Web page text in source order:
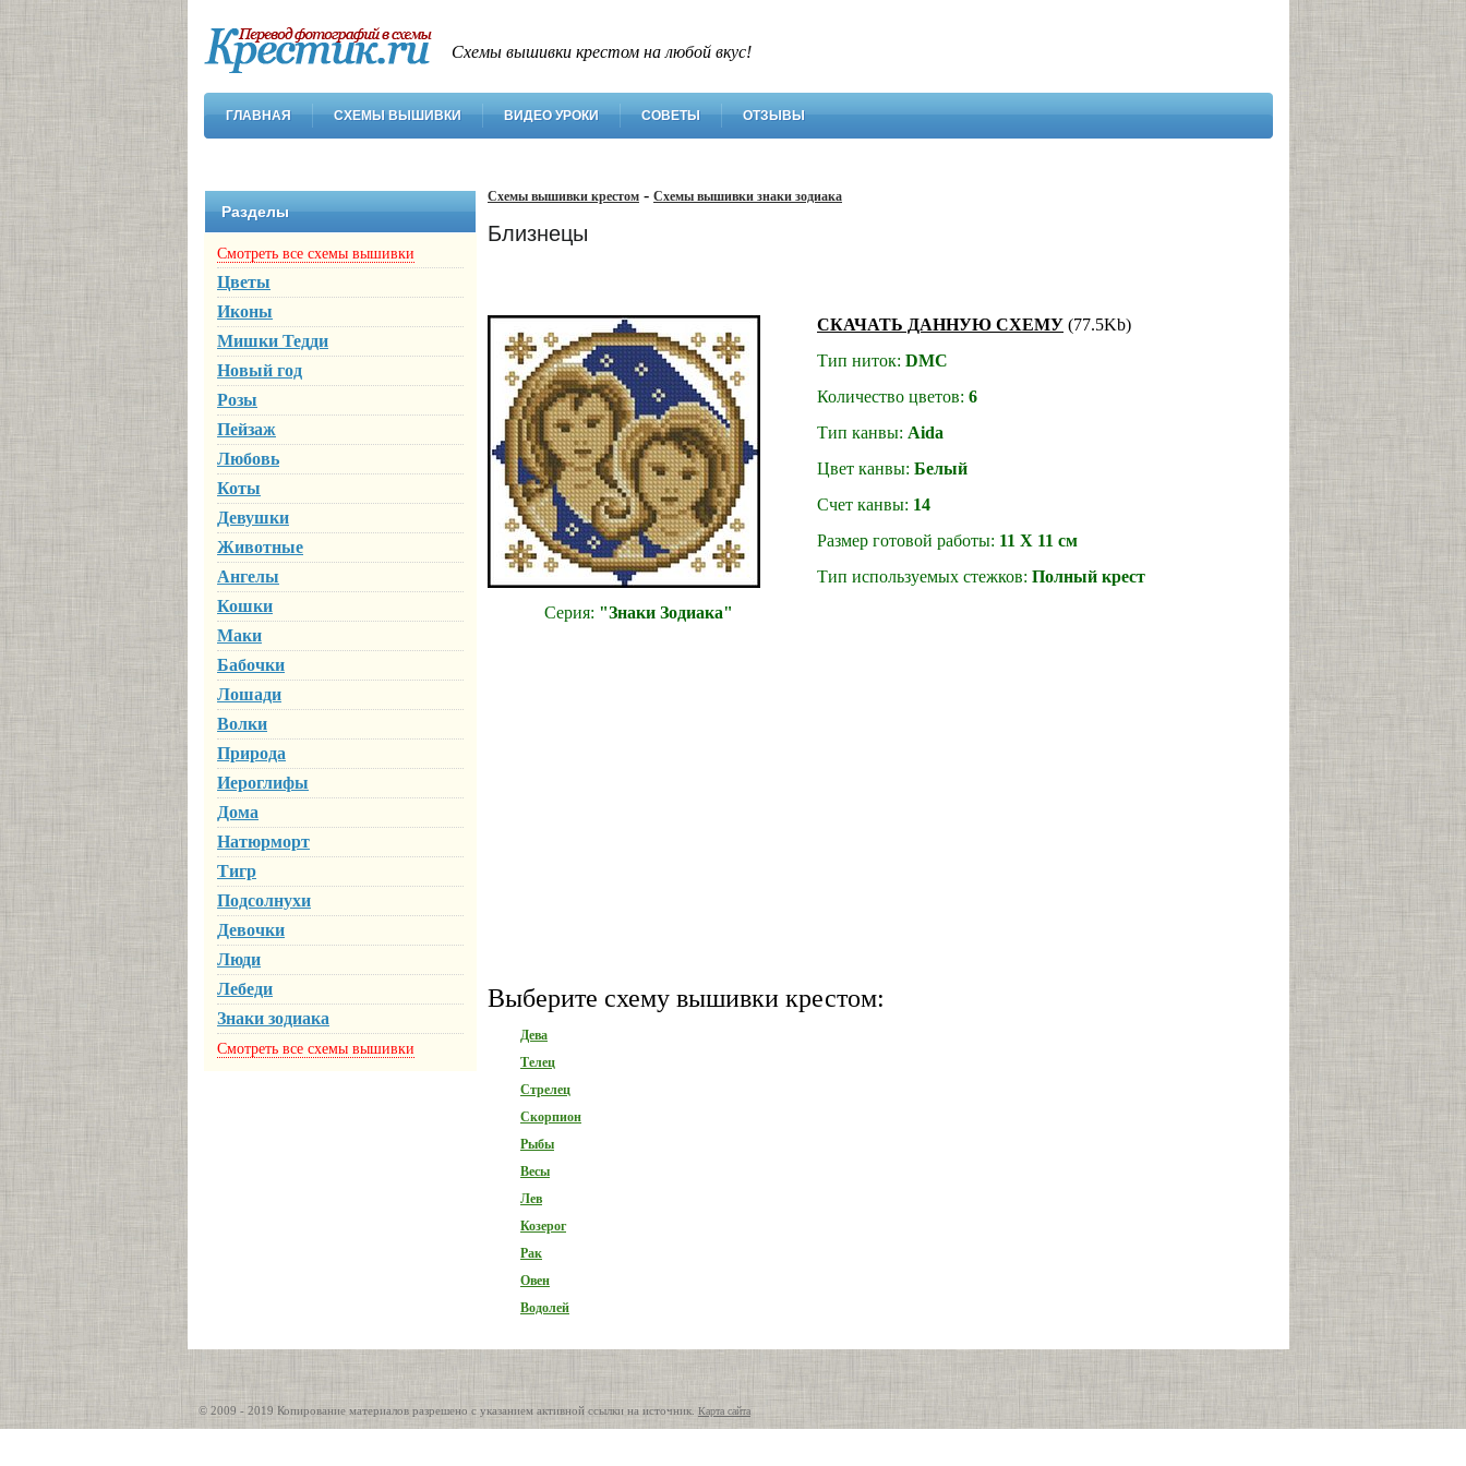
Схемы вышивки крестом на любой вкус!
ГЛАВНАЯ СХЕМЫ ВЫШИВКИ ВИДЕО УРОКИ СОВЕТЫ ОТЗЫВЫ
Разделы
Смотреть все схемы вышивки
Цветы
Иконы
Мишки Тедди
Новый год
Розы
Пейзаж
Любовь
Коты
Девушки
Животные
Ангелы
Кошки
Маки
Бабочки
Лошади
Волки
Природа
Иероглифы
Дома
Натюрморт
Тигр
Подсолнухи
Девочки
Люди
Лебеди
Знаки зодиака
Смотреть все схемы вышивки
Схемы вышивки крестом - Схемы вышивки знаки зодиака
Близнецы
СКАЧАТЬ ДАННУЮ СХЕМУ (77.5Kb)
Тип ниток: DMC
Количество цветов: 6
Тип канвы: Aida
Цвет канвы: Белый
Счет канвы: 14
Размер готовой работы: 11 Х 11 см
Тип используемых стежков: Полный крест
Серия: "Знаки Зодиака"
Выберите схему вышивки крестом:
Дева
Телец
Стрелец
Скорпион
Рыбы
Весы
Лев
Козерог
Рак
Овен
Водолей
© 2009 - 2019 Копирование материалов разрешено с указанием активной ссылки на источник. Карта сайта